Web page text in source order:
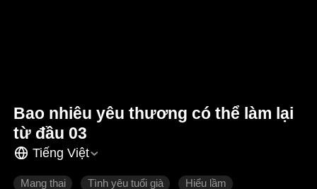
Bao nhiêu yêu thương có thể làm lại
từ đầu 03
Tiếng Việt
Mang thai Tình yêu tuổi già Hiểu lầm